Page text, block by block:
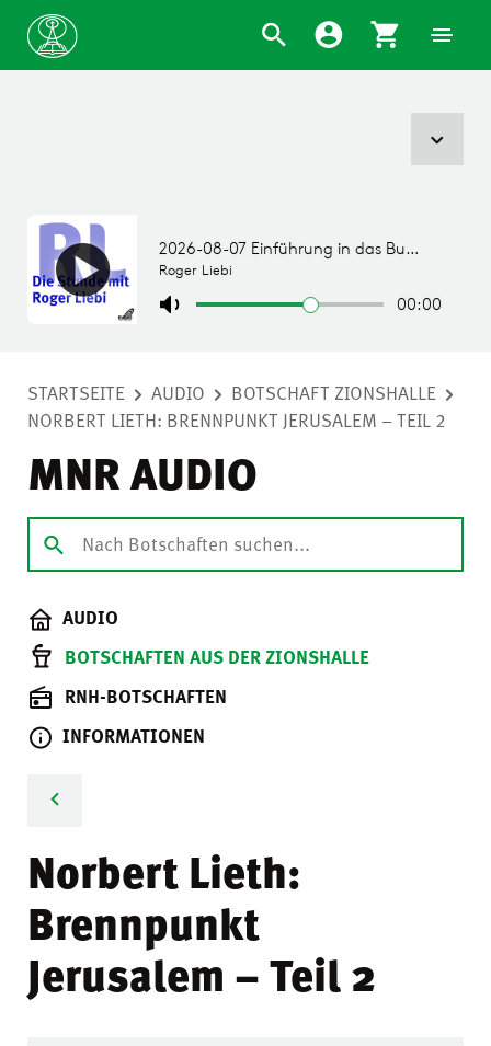
STARTSEITE AUDIO
BOTSCHAFT ZIONSHALLE
NORBERT LIETH: BRENNPUNKT JERUSALEM – TEIL 2
MNR AUDIO
AUDIO
BOTSCHAFTEN AUS DER ZIONSHALLE
RNH-BOTSCHAFTEN
INFORMATIONEN
Norbert Lieth:
Brennpunkt
Jerusalem – Teil 2